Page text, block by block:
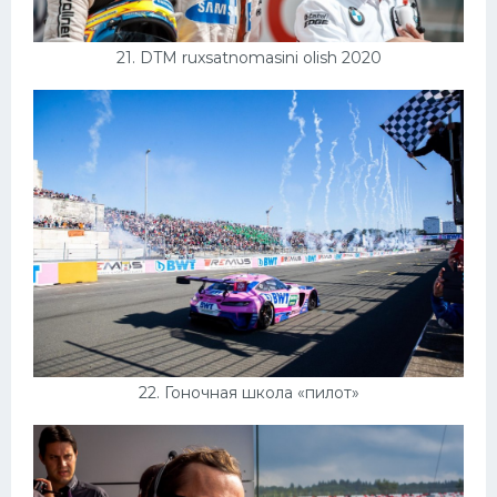
21. DTM ruxsatnomasini olish 2020
22. Гоночная школа «пилот»